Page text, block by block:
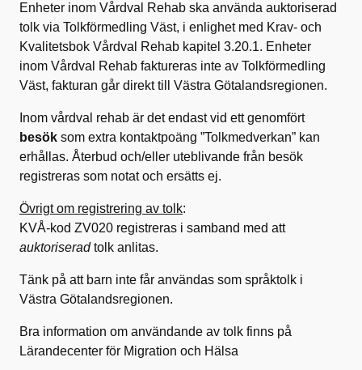
Enheter inom Vårdval Rehab ska använda auktoriserad
tolk via Tolkförmedling Väst, i enlighet med Krav- och
Kvalitetsbok Vårdval Rehab kapitel 3.20.1. Enheter
inom Vårdval Rehab faktureras inte av Tolkförmedling
Väst, fakturan går direkt till Västra Götalandsregionen.
Inom vårdval rehab är det endast vid ett genomfört
besök som extra kontaktpoäng ”Tolkmedverkan” kan
erhållas. Återbud och/eller uteblivande från besök
registreras som notat och ersätts ej.
Övrigt om registrering av tolk:
KVÅ-kod ZV020 registreras i samband med att
auktoriseradtolk anlitas.
Tänk på att barn inte får användas som språktolk i
Västra Götalandsregionen.
Bra information om användande av tolk finns på
Lärandecenter för Migration och Hälsa